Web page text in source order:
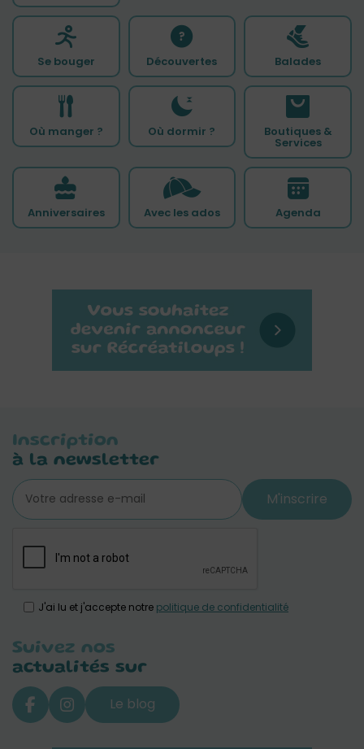
Se bouger Découvertes Balades
Où manger ? Où dormir ? Boutiques &
Services
Anniversaires Avec les ados Agenda
Inscription
à la newsletter
M'inscrire
J'ai lu et j'accepte notre politique de confidentialité
Suivez nos
actualités sur
Le blog